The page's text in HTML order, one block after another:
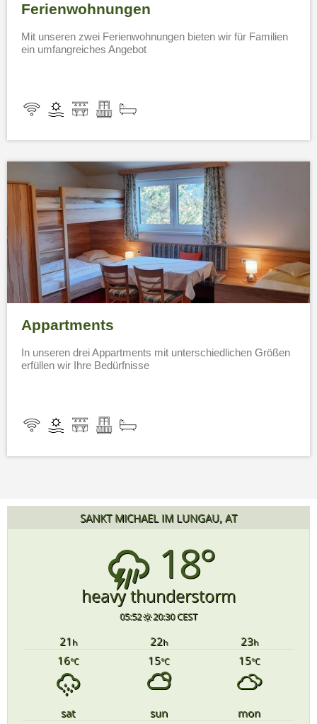
Ferienwohnungen
Mit unseren zwei Ferienwohnungen bieten wir für Familien
ein umfangreiches Angebot
Appartments
In unseren drei Appartments mit unterschiedlichen Größen
erfüllen wir Ihre Bedürfnisse
SANKT MICHAEL IM LUNGAU, AT
18°
heavy thunderstorm
05:52 20:30 CEST
21h 22h 23h
16°C 15°C 15°C
sat sun mon